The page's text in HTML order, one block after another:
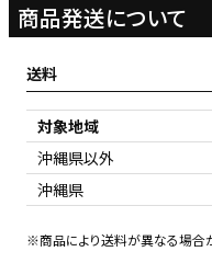
商品発送について
送料
対象地域
沖縄県以外
沖縄県
※商品により送料が異なる場合